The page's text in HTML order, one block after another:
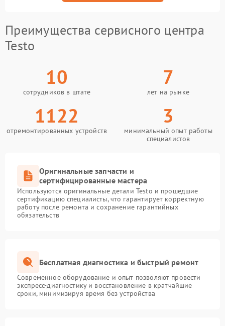
Преимущества сервисного центра
Testo
10
сотрудников в штате
7
лет на рынке
1122
отремонтированных устройств
3
минимальный опыт работы
специалистов
Оригинальные запчасти и
сертифицированные мастера
Используются оригинальные детали Testo и прошедшие
сертификацию специалисты, что гарантирует корректную
работу после ремонта и сохранение гарантийных
обязательств
Бесплатная диагностика и быстрый ремонт
Современное оборудование и опыт позволяют провести
экспресс-диагностику и восстановление в кратчайшие
сроки, минимизируя время без устройства